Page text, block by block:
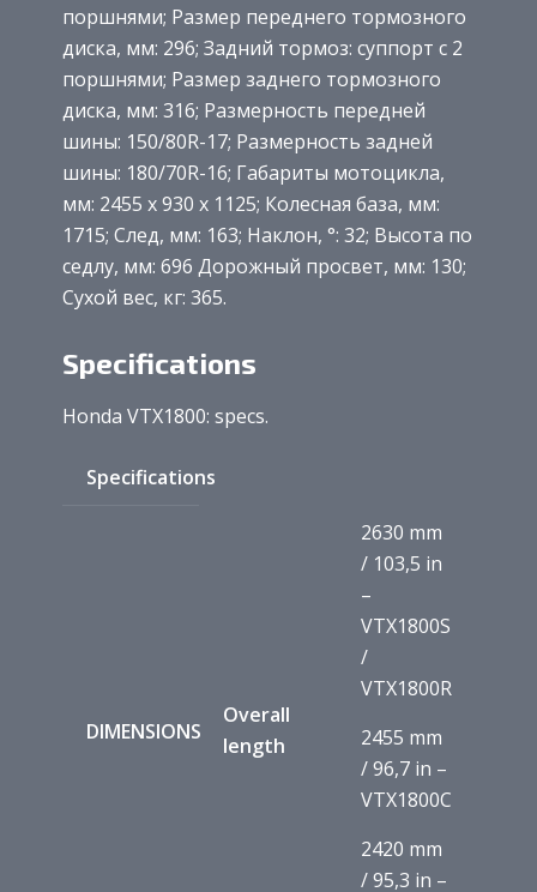
поршнями; Размер переднего тормозного
диска, мм: 296; Задний тормоз: суппорт с 2
поршнями; Размер заднего тормозного
диска, мм: 316; Размерность передней
шины: 150/80R-17; Размерность задней
шины: 180/70R-16; Габариты мотоцикла,
мм: 2455 x 930 x 1125; Колесная база, мм:
1715; След, мм: 163; Наклон, °: 32; Высота по
седлу, мм: 696 Дорожный просвет, мм: 130;
Сухой вес, кг: 365.
Specifications
Honda VTX1800: specs.
Specifications
DIMENSIONS
Overall
length
2630 mm
/ 103,5 in
–
VTX1800S
/
VTX1800R
2455 mm
/ 96,7 in –
VTX1800C
2420 mm
/ 95,3 in –